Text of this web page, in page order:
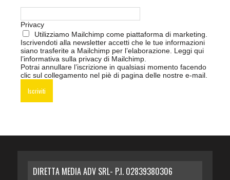
Privacy
Utilizziamo Mailchimp come piattaforma di marketing.
Iscrivendoti alla newsletter accetti che le tue informazioni
siano trasferite a Mailchimp per l’elaborazione. Leggi qui
l’informativa sulla privacy di Mailchimp.
Potrai annullare l’iscrizione in qualsiasi momento facendo
clic sul collegamento nel piè di pagina delle nostre e-mail.
DIRETTA MEDIA ADV SRL- P.I. 02839380306